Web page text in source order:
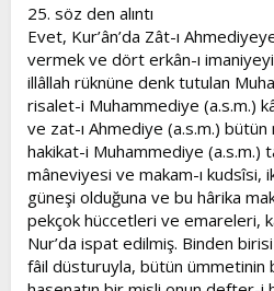
25. söz den alıntı
Evet, Kur’ân’da Zât-ı
vermek ve dört erkân-ı
illâllah rüknüne denk tutulan
risalet-i Muhammediye (a.s.m.)
ve zat-ı Ahmediye (a.s.m.)
hakikat-i Muhammediye (a.s.m.)
mâneviyesi ve makam-ı kudsîsi,
güneşi olduğuna ve bu hârika
pekçok hüccetleri ve emareleri,
Nur’da ispat edilmiş. Binden
fâil düsturuyla, bütün ümmetinin